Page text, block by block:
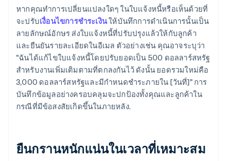
หากคุณทำการเปลี่ยนแปลงใดๆ ในใบแจ้งหนี้หรือเห็นด้วยที่
จะปรับเงื่อนไขการชำระเงินให้บันทึกการดำเนินการนั้นเป็น
ลายลักษณ์อักษร ส่งใบแจ้งหนี้ที่ปรับปรุงแล้วให้กับลูกค้า
และยืนยันรายละเอียดในอีเมล ตัวอย่างเช่น คุณอาจระบุว่า
"ฉันได้แก้ไขใบแจ้งหนี้โดยปรับยอดเป็น 500 ดอลลาร์สหรัฐ
สำหรับงานเพิ่มเติมตามที่ตกลงกันไว้ ดังนั้น ยอดรวมใหม่คือ
3,000 ดอลลาร์สหรัฐและมีกำหนดชำระภายใน [วันที่]" การ
บันทึกข้อมูลอย่างครอบคลุมจะปกป้องทั้งคุณและลูกค้าใน
กรณีที่มีข้อสงสัยเกิดขึ้นในภายหลัง.
ยืนกรานหนักแน่นในเวลาที่เหมาะสม